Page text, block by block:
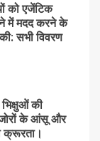
को एजेंटिक
में मदद करने के
सभी विवरण
भिक्षुओं की
के आंसू और
क्रूरता।